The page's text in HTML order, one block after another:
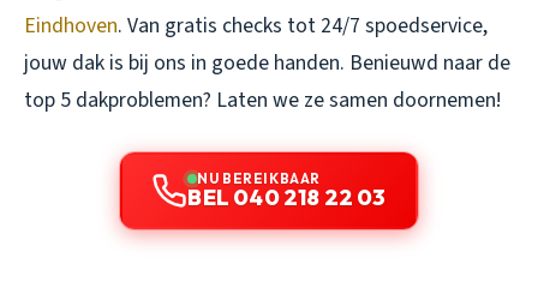
Eindhoven. Van gratis checks tot 24/7 spoedservice,
jouw dak is bij ons in goede handen. Benieuwd naar de
top 5 dakproblemen? Laten we ze samen doornemen!
NU BEREIKBAAR
BEL 040 218 22 03